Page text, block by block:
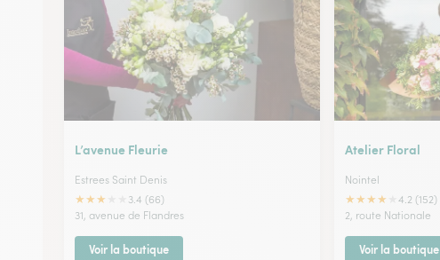
L’avenue Fleurie
Estrees Saint Denis
★★★
3.4 (66)
31, avenue de Flandres
Voir la boutique
Atelier Floral
Nointel
★★★★
4.2 (152)
2, route Nationale
Voir la boutique